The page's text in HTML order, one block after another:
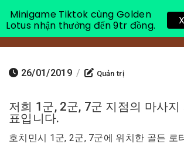
26/01/2019 / Quản trị
저희 1군, 2군, 7군 지점의 마사지
표입니다.
호치민시 1군, 2군, 7군에 위치한 골든 로
Minigame Tiktok cùng Golden
Lotus nhận thưởng đến 9tr đồng.